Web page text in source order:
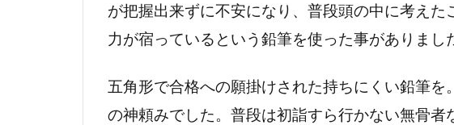
が把握出来ずに不安になり、普段頭の中に考え
力が宿っているという鉛筆を使った事がありまし
五角形で合格への願掛けされた持ちにくい鉛筆
の神頼みでした。普段は初詣すら行かない無骨者